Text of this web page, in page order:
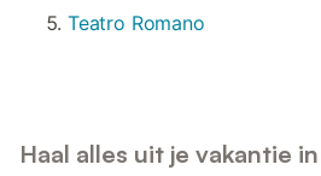
Teatro Romano
Haal alles uit je vakantie